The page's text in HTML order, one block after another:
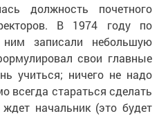
должность почетного
В 1974 году по
ним записали небольшую
свои главные
учиться; ничего не надо
всегда стараться сделать
начальник (это будет